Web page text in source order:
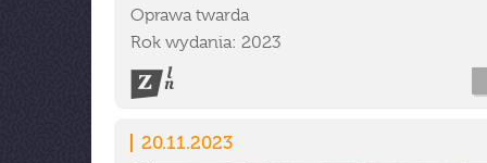
Oprawa twarda
Rok wydania: 2023
20.11.2023